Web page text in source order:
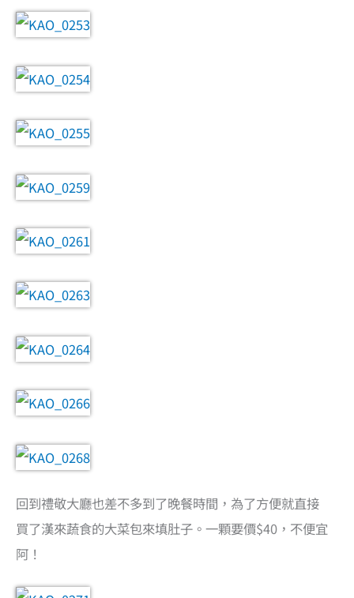
回到禮敬大廳也差不多到了晚餐時間，為了方便就直接
買了漢來蔬食的大菜包來填肚子。一顆要價$40，不便宜
阿！